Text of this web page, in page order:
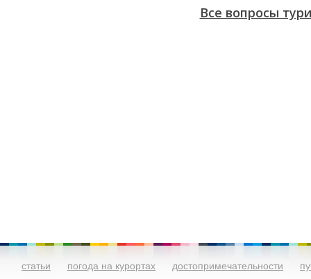
Все вопросы
статьи погода на курортах достопримечательности